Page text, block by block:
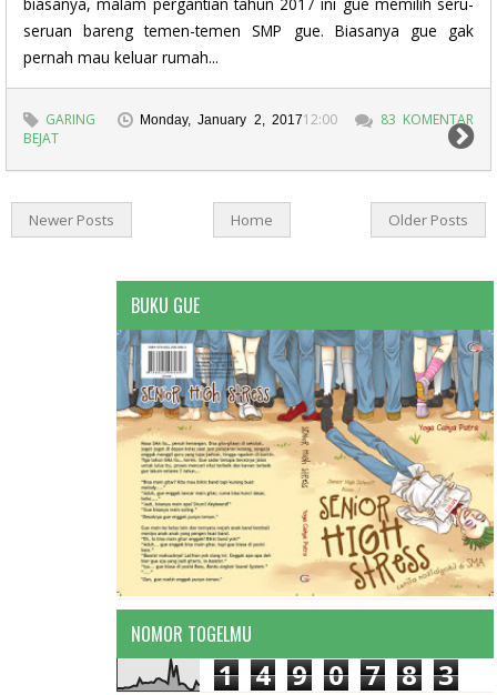
seruan bareng temen-temen SMP gue. Biasanya gue gak
pernah mau keluar rumah...
GARING Monday, January 2, 201712:00
83 KOMENTAR
BEJAT
Newer Posts Older Posts
Home
BUKU GUE
NOMOR TOGELMU
1 4 9 0 7 8 3